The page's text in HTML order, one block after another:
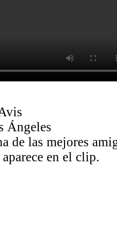
Ángeles
de las mejores
en el clip.